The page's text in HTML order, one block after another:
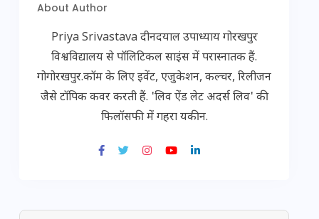
About Author
Priya Srivastava दीनदयाल उपाध्याय गोरखपुर
विश्वविद्यालय से पॉलिटिकल साइंस में परास्नातक हैं.
गोगोरखपुर.कॉम के लिए इवेंट, एजुकेशन, कल्चर, रिलीजन
जैसे टॉपिक कवर करती हैं. 'लिव ऐंड लेट अदर्स लिव' की
फिलॉसफी में गहरा यकीन.